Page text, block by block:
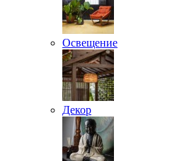
Освещение
Декор